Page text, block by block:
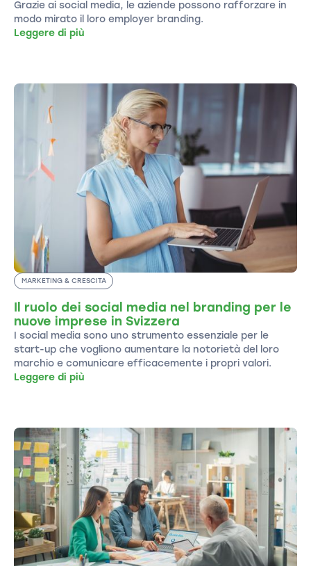
Grazie ai social media, le aziende possono rafforzare in
modo mirato il loro employer branding.
Leggere di più
MARKETING & CRESCITA
Il ruolo dei social media nel branding per le
nuove imprese in Svizzera
I social media sono uno strumento essenziale per le
start-up che vogliono aumentare la notorietà del loro
marchio e comunicare efficacemente i propri valori.
Leggere di più